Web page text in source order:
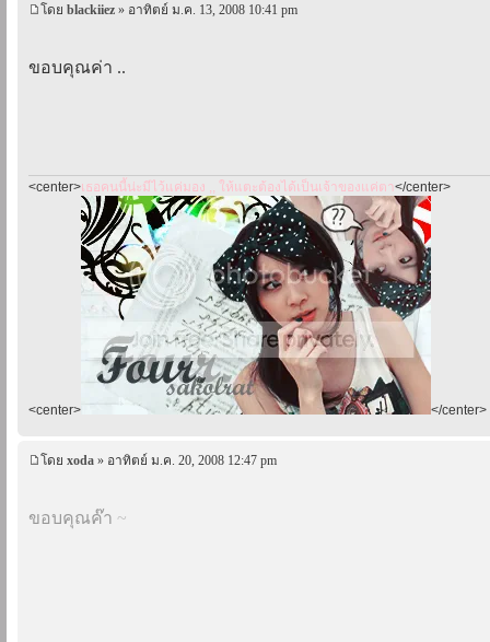
โดย blackiiez » อาทิตย์ ม.ค. 13, 2008 10:41 pm
ขอบคุณค่า ..
<center>เธอคนนี้น่ะมีไว้แค่มอง ,, ให้แตะต้องได้เป็นเจ้าของแค่ตา</center>
<center> </center>
โดย xoda » อาทิตย์ ม.ค. 20, 2008 12:47 pm
ขอบคุณค๊า ~